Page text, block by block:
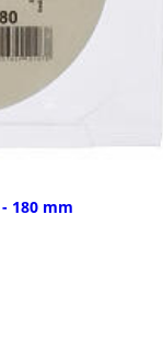
180 mm